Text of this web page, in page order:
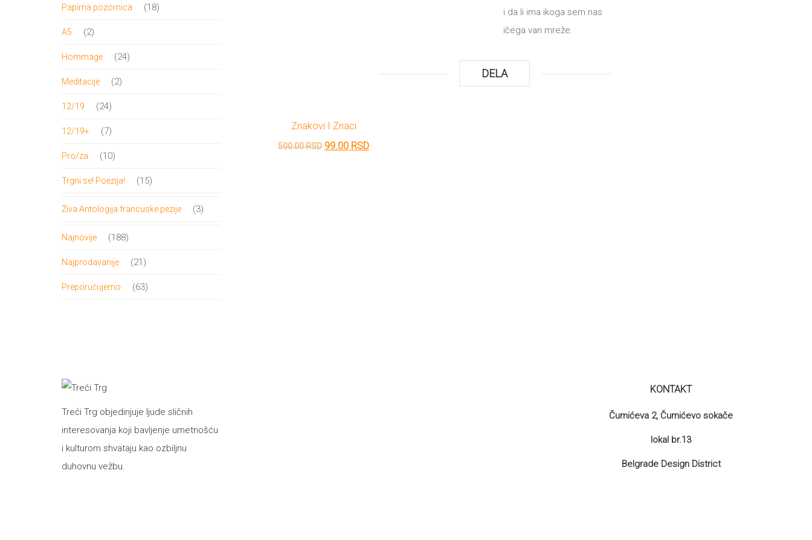
i da li ima ikoga sem nas
ičega van mreže.
DELA
Znakovi I Znaci
500.00RSD Originalna
99.00 RSDTrenutna
Papirna pozornica 1818
A5 22
Hommage 2424
Meditacije 22
12/19 2424
12/19+ 77
Pro/za 1010
Trgni se! Poezija! 1515
Živa Antologija francuske pezije 33
Najnovije 188188
Najprodavanije 2121
Preporučujemo 6363
Treći Trg objedinjuje ljude sličnih
interesovanja koji bavljenje umetnošću
i kulturom shvataju kao ozbiljnu
duhovnu vežbu.
KONTAKT
Čumićeva 2, Čumićevo sokače
lokal br.13
Belgrade Design District